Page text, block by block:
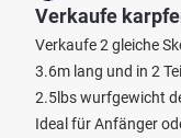
Verkaufe
Verkaufe 2 gleiche
3.6m lang und in 2
2.5lbs wurfgewicht
Ideal für Anfänger